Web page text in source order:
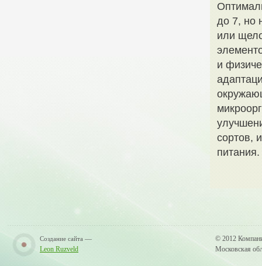
до 7, но
или
и
сортов,
питания.
Создание сайта —
Leon Ruzveld
© 2012
Московская